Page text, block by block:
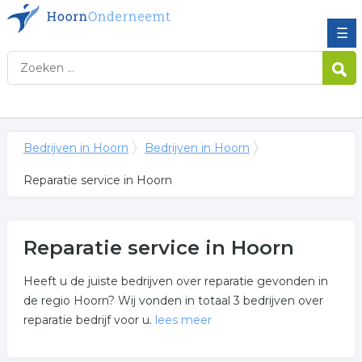
☰
Bedrijven in Hoorn Bedrijven in Hoorn
Reparatie service in Hoorn
Reparatie service in Hoorn
Heeft u de juiste bedrijven over reparatie gevonden in
de regio Hoorn? Wij vonden in totaal 3 bedrijven over
reparatie bedrijf voor u. lees meer